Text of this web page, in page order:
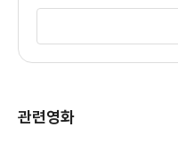
관련영화